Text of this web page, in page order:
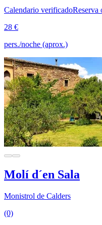
Calendario verificadoReserva
28 €
pers./noche (aprox.)
Molí d´en Sala
Monistrol de Calders
(0)